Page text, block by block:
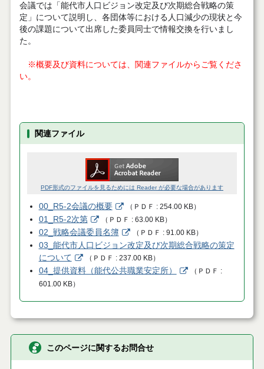
会議では「能代市人口ビジョン改定及び次期総合戦略の策
定」について説明し、各団体等における人口減少の現状と今
後の課題について出席した委員同士で情報交換を行いまし
た。
※概要及び資料については、関連ファイルからご覧くださ
い。
関連ファイル
PDF形式のファイルを見るためには Reader が必要な場合があります
00_R5-2会議の概要 （ ＰＤＦ 254.00 KB）
01_R5-2次第 （ ＰＤＦ 63.00 KB）
02_戦略会議委員名簿 （ ＰＤＦ 91.00 KB）
03_能代市人口ビジョン改定及び次期総合戦略の策定
について
（ ＰＤＦ 237.00 KB）
04_提供資料（能代公共職業安定所） （ ＰＤＦ
601.00 KB）
このページに関するお問合せ